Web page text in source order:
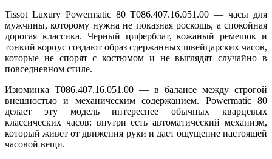
Tissot Luxury Powermatic 80 T086.407.16.051.00 — часы для
мужчины, которому нужна не показная роскошь, а спокойная
дорогая классика. Черный циферблат, кожаный ремешок и
тонкий корпус создают образ сдержанных швейцарских часов,
которые не спорят с костюмом и не выглядят случайно в
повседневном стиле.
Изюминка T086.407.16.051.00 — в балансе между строгой
внешностью и механическим содержанием. Powermatic 80
делает эту модель интереснее обычных кварцевых
классических часов: внутри есть автоматический механизм,
который живет от движения руки и дает ощущение настоящей
часовой вещи.